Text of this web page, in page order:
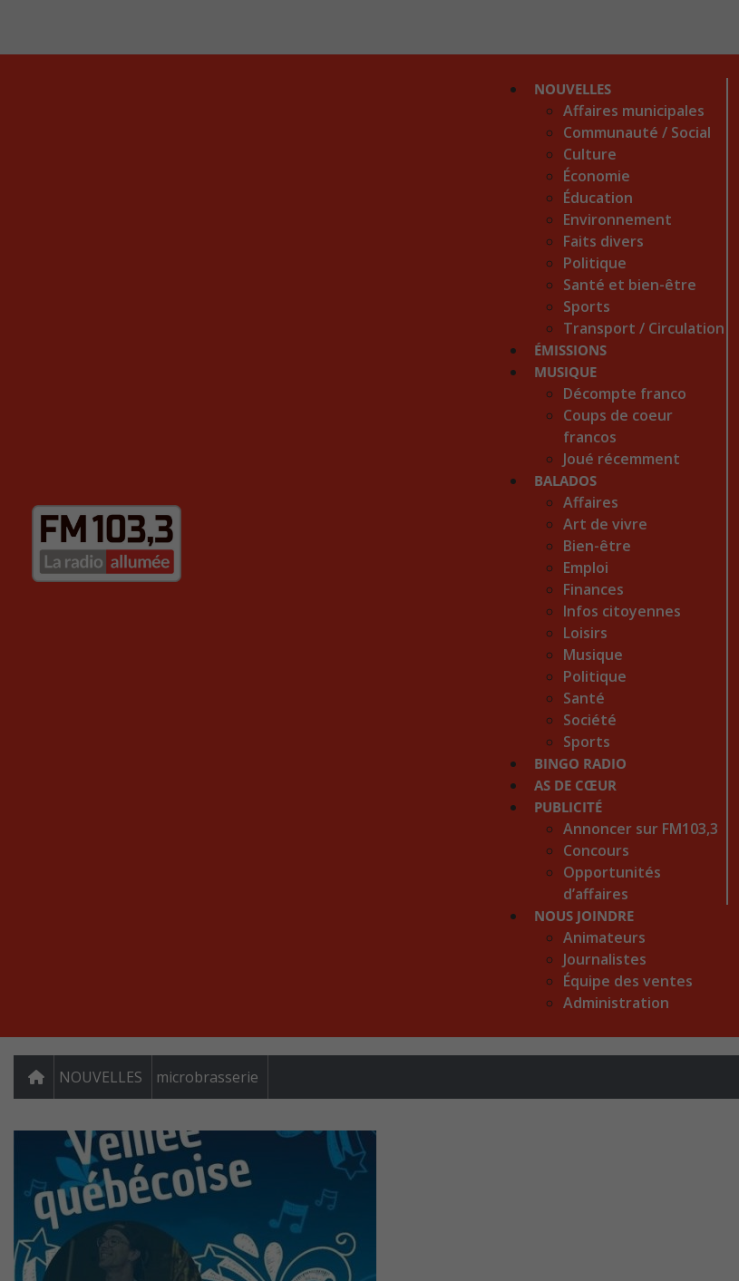
NOUVELLES
Affaires municipales
Communauté / Social
Culture
Économie
Éducation
Environnement
Faits divers
Politique
Santé et bien-être
Sports
Transport / Circulation
ÉMISSIONS
MUSIQUE
Décompte franco
Coups de coeur
francos
Joué récemment
BALADOS
Affaires
Art de vivre
Bien-être
Emploi
Finances
Infos citoyennes
Loisirs
Musique
Politique
Santé
Société
Sports
BINGO RADIO
AS DE CŒUR
PUBLICITÉ
Annoncer sur FM103,3
Concours
Opportunités
d’affaires
NOUS JOINDRE
Animateurs
Journalistes
Équipe des ventes
Administration
NOUVELLES microbrasserie